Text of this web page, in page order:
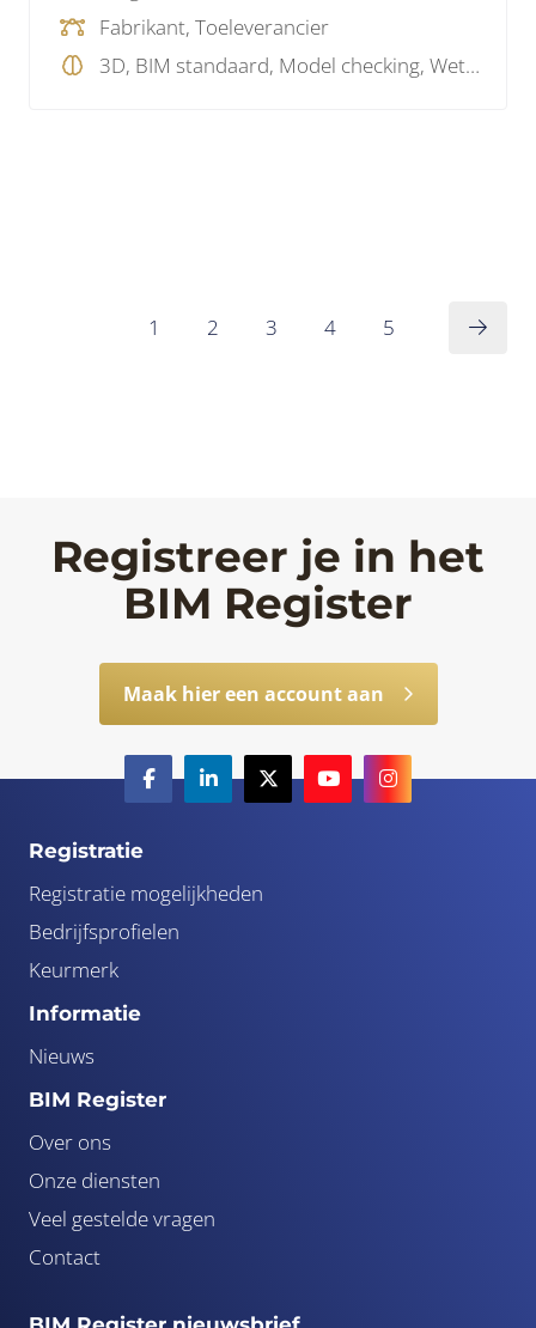
Fabrikant, Toeleverancier
3D, BIM standaard, Model checking, Wetgeving
1 2 3 4 5
Registreer je in het
BIM Register
Maak hier een account aan
Registratie
Registratie mogelijkheden
Bedrijfsprofielen
Keurmerk
Informatie
Nieuws
BIM Register
Over ons
Onze diensten
Veel gestelde vragen
Contact